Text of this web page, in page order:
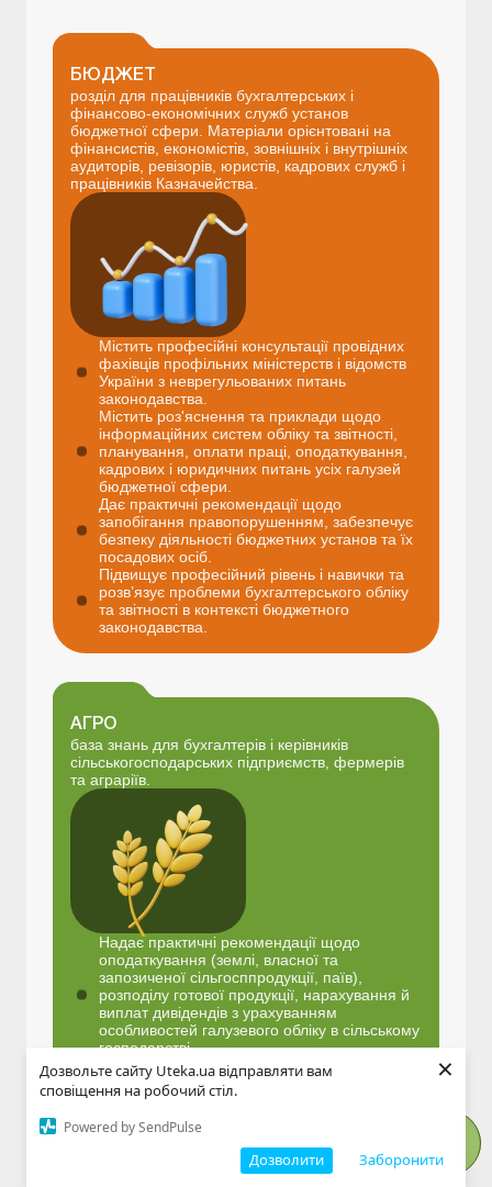
Дозвольте сайту Uteka.ua відправляти вам
сповіщення на робочий стіл.
Powered by SendPulse
Заборонити
Дозволити
×
БЮДЖЕТ
розділ для працівників бухгалтерських і
фінансово-економічних служб установ
бюджетної сфери. Матеріали орієнтовані на
фінансистів, економістів, зовнішніх і внутрішніх
аудиторів, ревізорів, юристів, кадрових служб і
працівників Казначейства.
Містить професійні консультації провідних
фахівців профільних міністерств і відомств
України з неврегульованих питань
законодавства.
Містить роз'яснення та приклади щодо
інформаційних систем обліку та звітності,
планування, оплати праці, оподаткування,
кадрових і юридичних питань усіх галузей
бюджетної сфери.
Дає практичні рекомендації щодо
запобігання правопорушенням, забезпечує
безпеку діяльності бюджетних установ та їх
посадових осіб.
Підвищує професійний рівень і навички та
розв’язує проблеми бухгалтерського обліку
та звітності в контексті бюджетного
законодавства.
АГРО
база знань для бухгалтерів і керівників
сільськогосподарських підприємств, фермерів
та аграріїв.
Надає практичні рекомендації щодо
оподаткування (землі, власної та
запозиченої сільгосппродукції, паїв),
розподілу готової продукції, нарахування й
виплат дивідендів з урахуванням
особливостей галузевого обліку в сільському
господарстві.
Містить приклади спеціалізованих
бухгалтерських проведень у господарських
операціях сільгосппідприємств.
Надає форми та зразки бухгалтерських
документів, касових документів,глибокий
аналіз інформації і варіанти практичних
рішень з неврегульованих питань, які